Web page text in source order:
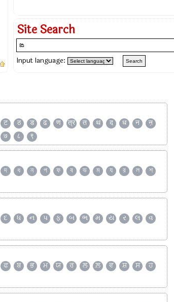
Site Search
Input language:
ट ठ ड ढ ण त्र त थ द ध न
ऩ
७ ८ ९
দ ধ ন প ফ ব ভ ম য র ল
শ
દ ધ ન પ ફ બ ભ મ ય ર લ
વ
ਫ ਬ ਭ ਮ ਯ ਰ ਲ ਲ਼ ਵ ਸ਼ ਸ
ਹ